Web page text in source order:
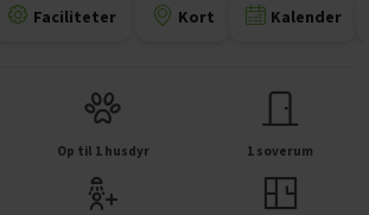
Faciliteter Kort Kalender
Op til 1 husdyr 1 soverum